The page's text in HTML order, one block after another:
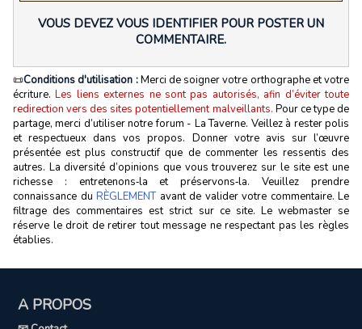
VOUS DEVEZ VOUS IDENTIFIER POUR POSTER UN
COMMENTAIRE.
📜Conditions d'utilisation :Merci de soigner votre orthographe et votre
écriture.Les liens externes ne sont pas autorisés, afin d’éviter toute
redirection vers des sites potentiellement malveillants. Pour ce type de
partage, merci d’utiliser notre forum - La Taverne. Veillez à rester polis
et respectueux dans vos propos. Donner votre avis sur l’œuvre
présentée est plus constructif que de commenter les ressentis des
autres. La diversité d’opinions que vous trouverez sur le site est une
richesse : entretenons‑la et préservons‑la. Veuillez prendre
connaissance du RÈGLEMENTavant de valider votre commentaire. Le
filtrage des commentaires est strict sur ce site. Le webmaster se
réserve le droit de retirer tout message ne respectant pas les règles
établies.
A PROPOS